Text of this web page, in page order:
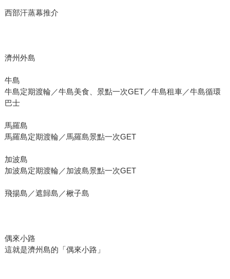
西部汗蒸幕推介
濟州外島
牛島
牛島定期渡輪／牛島美食、景點一次GET／牛島租車／牛島循環
巴士
馬羅島
馬羅島定期渡輪／馬羅島景點一次GET
加波島
加波島定期渡輪／加波島景點一次GET
飛揚島／遮歸島／楸子島
偶來小路
這就是濟州島的「偶來小路」